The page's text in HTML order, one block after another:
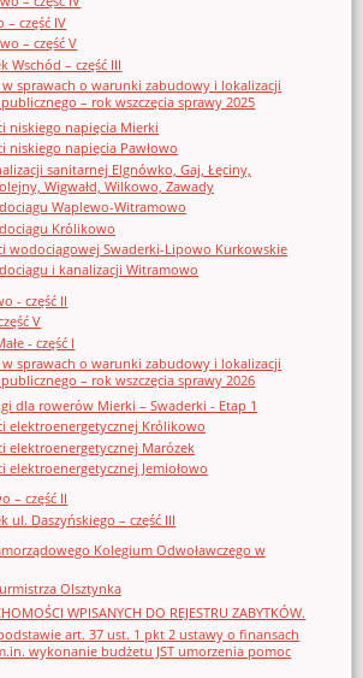
– część IV
– część V
Wschód – część III
w sprawach o warunki zabudowy i lokalizacji
– rok wszczęcia sprawy 2025
niskiego napięcia Mierki
niskiego napięcia Pawłowo
sanitarnej Elgnówko, Gaj, Łęciny,
Wigwałd, Wilkowo, Zawady
Waplewo-Witramowo
Królikowo
wodociągowej Swaderki-Lipowo Kurkowskie
i kanalizacji Witramowo
- część II
V
- część I
w sprawach o warunki zabudowy i lokalizacji
– rok wszczęcia sprawy 2026
dla rowerów Mierki – Swaderki - Etap 1
elektroenergetycznej Królikowo
elektroenergetycznej Marózek
elektroenergetycznej Jemiołowo
– część II
ul. Daszyńskiego – część III
Kolegium Odwoławczego w
Olsztynka
WPISANYCH DO REJESTRU ZABYTKÓW.
art. 37 ust. 1 pkt 2 ustawy o finansach
wykonanie budżetu JST umorzenia pomoc